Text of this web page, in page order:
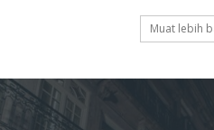
Muat lebih